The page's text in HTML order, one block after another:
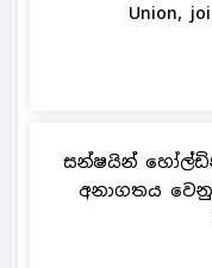
Union,
සන්ෂයින්
අනාගතය